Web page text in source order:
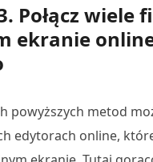
Połącz wiele
ekranie
powyższych metod
edytorach online,